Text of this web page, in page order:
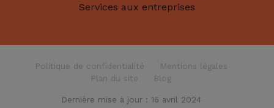
Services aux entreprises
Politique de confidentialité
Mentions légales
Plan du site
Blog
Dernière mise à jour : 16 avril 2024